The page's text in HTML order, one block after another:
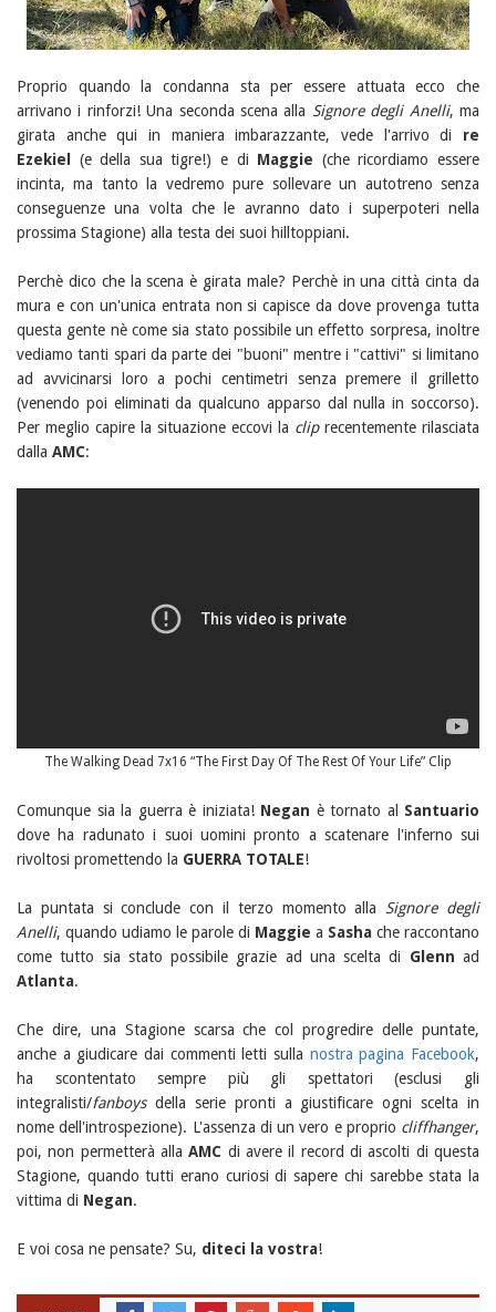
Proprio quando la condanna sta per essere attuata ecco che
arrivano i rinforzi! Una seconda scena alla Signore degli Anelli, ma
girata anche qui in maniera imbarazzante, vede l'arrivo di re
Ezekiel
(e della sua tigre!) e di Maggie (che ricordiamo essere
incinta, ma tanto la vedremo pure sollevare un autotreno senza
conseguenze una volta che le avranno dato i superpoteri nella
prossima Stagione) alla testa dei suoi hilltoppiani.
Perchè dico che la scena è girata male? Perchè in una città cinta da
mura e con un'unica entrata non si capisce da dove provenga tutta
questa gente nè come sia stato possibile un effetto sorpresa, inoltre
vediamo tanti spari da parte dei "buoni" mentre i "cattivi" si limitano
ad avvicinarsi loro a pochi centimetri senza premere il grilletto
(venendo poi eliminati da qualcuno apparso dal nulla in soccorso).
Per meglio capire la situazione eccovi la cliprecentemente rilasciata
dalla AMC:
The Walking Dead 7x16 “The First Day Of The Rest Of Your Life” Clip
Comunque sia la guerra è iniziata! Negan è tornato al Santuario
dove ha radunato i suoi uomini pronto a scatenare l'inferno sui
rivoltosi promettendo la GUERRA TOTALE!
La puntata si conclude con il terzo momento alla Signore degli
Anelli, quando udiamo le parole di Maggie a Sasha che raccontano
come tutto sia stato possibile grazie ad una scelta di Glenn ad
Atlanta.
Che dire, una Stagione scarsa che col progredire delle puntate,
anche a giudicare dai commenti letti sulla nostra pagina Facebook,
ha scontentato sempre più gli spettatori (esclusi gli
integralisti/fanboysdella serie pronti a giustificare ogni scelta in
nome dell'introspezione). L'assenza di un vero e proprio cliffhanger,
poi, non permetterà allaAMC di avere il record di ascolti di questa
Stagione, quando tutti erano curiosi di sapere chi sarebbe stata la
vittima di Negan.
E voi cosa ne pensate? Su, diteci la vostra!